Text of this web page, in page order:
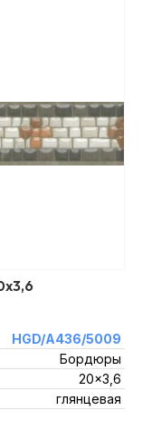
HGD/A436/5009
Бордюры
20x3,6
глянцевая